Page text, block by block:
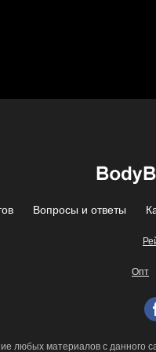
Вопросы и ответы
Опт
любых материалов с данного